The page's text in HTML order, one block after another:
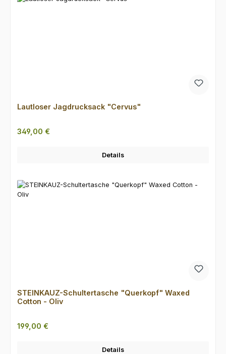
Lautloser Jagdrucksack "Cervus"
Regulärer Preis:
349,00 €
Details
STEINKAUZ-Schultertasche "Querkopf" Waxed
Cotton - Oliv
Regulärer Preis:
199,00 €
Details